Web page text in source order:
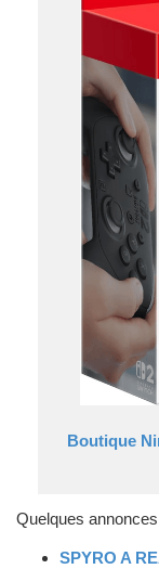
Boutique
Quelques
SPYRO A